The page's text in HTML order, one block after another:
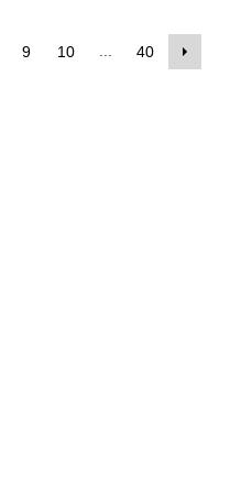
9 10 40